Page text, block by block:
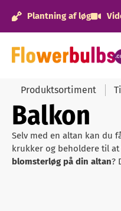
Plantning af løg
Produktsortiment
Balkon
Selv med en altan kan du
krukker og beholdere til
blomsterløg på din altan?